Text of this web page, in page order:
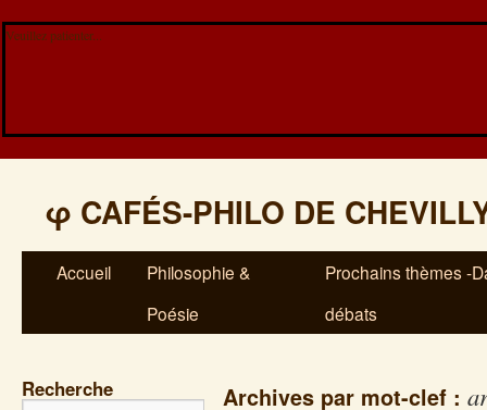
Veuillez patienter...
φ CAFÉS-PHILO DE
Accueil
Philosophie &
Poésie
Prochains thèmes -
débats
Recherche Archives par mot-clef :